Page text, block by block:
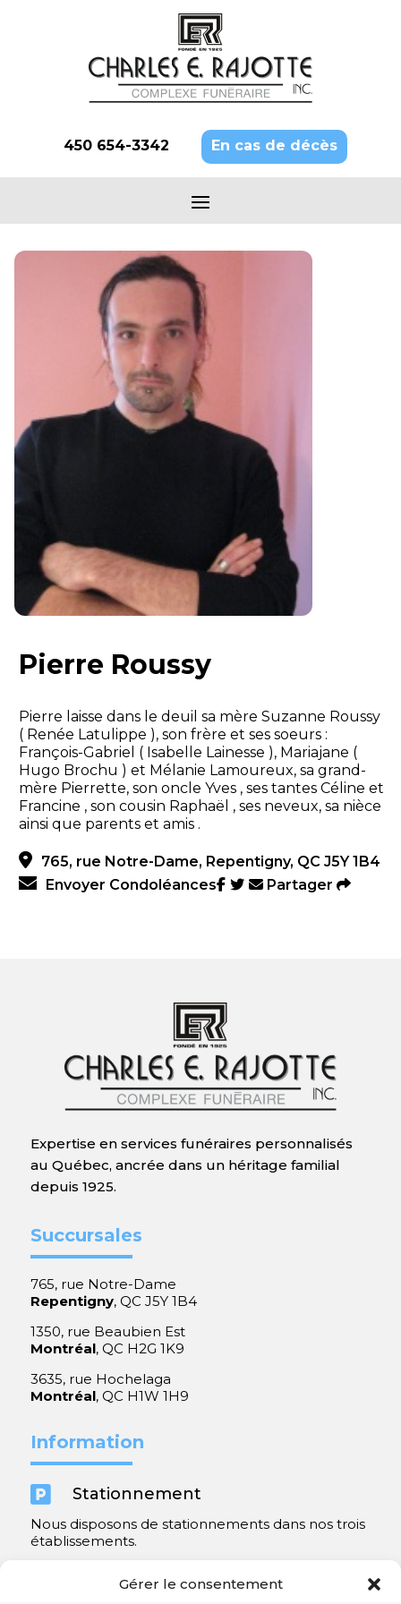
Gérer le consentement
450 654-3342 En cas de décès
Pierre Roussy
Pierre laisse dans le deuil sa mère Suzanne Roussy
( Renée Latulippe ), son frère et ses soeurs :
François-Gabriel ( Isabelle Lainesse ), Mariajane (
Hugo Brochu ) et Mélanie Lamoureux, sa grand-
mère Pierrette, son oncle Yves , ses tantes Céline et
Francine , son cousin Raphaël , ses neveux, sa nièce
ainsi que parents et amis .
765, rue Notre-Dame, Repentigny, QC J5Y 1B4
Envoyer Condoléances
Partager
Expertise en services funéraires personnalisés
au Québec, ancrée dans un héritage familial
depuis 1925.
Succursales
765, rue Notre-Dame
Repentigny, QC J5Y 1B4
1350, rue Beaubien Est
Montréal, QC H2G 1K9
3635, rue Hochelaga
Montréal, QC H1W 1H9
Information
 Stationnement
Nous disposons de stationnements dans nos trois
établissements.